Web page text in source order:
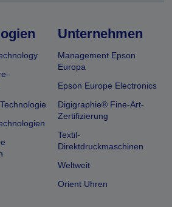
Unternehmen
Management Epson
Europa
Epson Europe Electronics
Digigraphie® Fine-Art-
Zertifizierung
Textil-
Direktdruckmaschinen
Weltweit
Orient Uhren